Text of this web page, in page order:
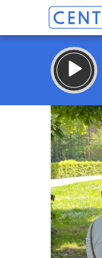
Inklappen